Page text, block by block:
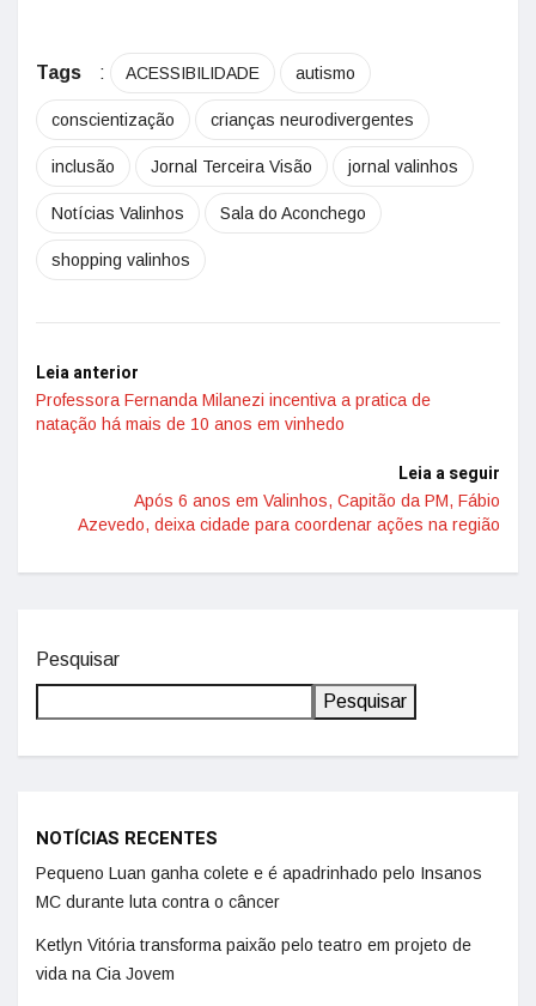
Tags : ACESSIBILIDADE autismo
conscientização crianças neurodivergentes
inclusão Jornal Terceira Visão jornal valinhos
Notícias Valinhos Sala do Aconchego
shopping valinhos
Leia anterior
Professora Fernanda Milanezi incentiva a pratica de
natação há mais de 10 anos em vinhedo
Leia a seguir
Após 6 anos em Valinhos, Capitão da PM, Fábio
Azevedo, deixa cidade para coordenar ações na região
Pesquisar
Pesquisar
NOTÍCIAS RECENTES
Pequeno Luan ganha colete e é apadrinhado pelo Insanos
MC durante luta contra o câncer
Ketlyn Vitória transforma paixão pelo teatro em projeto de
vida na Cia Jovem